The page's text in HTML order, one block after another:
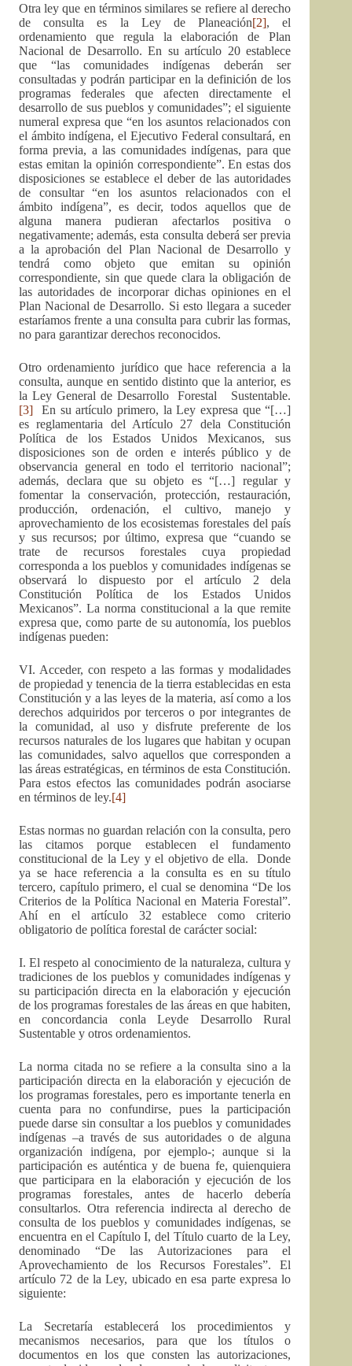
Otra ley que en términos similares se refiere al derecho
de consulta es la Ley de Planeación[2], el
ordenamiento que regula la elaboración de Plan
Nacional de Desarrollo. En su artículo 20 establece
que “las comunidades indígenas deberán ser
consultadas y podrán participar en la definición de los
programas federales que afecten directamente el
desarrollo de sus pueblos y comunidades”; el siguiente
numeral expresa que “en los asuntos relacionados con
el ámbito indígena, el Ejecutivo Federal consultará, en
forma previa, a las comunidades indígenas, para que
estas emitan la opinión correspondiente”. En estas dos
disposiciones se establece el deber de las autoridades
de consultar “en los asuntos relacionados con el
ámbito indígena”, es decir, todos aquellos que de
alguna manera pudieran afectarlos positiva o
negativamente; además, esta consulta deberá ser previa
a la aprobación del Plan Nacional de Desarrollo y
tendrá como objeto que emitan su opinión
correspondiente, sin que quede clara la obligación de
las autoridades de incorporar dichas opiniones en el
Plan Nacional de Desarrollo. Si esto llegara a suceder
estaríamos frente a una consulta para cubrir las formas,
no para garantizar derechos reconocidos.
Otro ordenamiento jurídico que hace referencia a la
consulta, aunque en sentido distinto que la anterior, es
la Ley General de Desarrollo Forestal Sustentable.
[3]
En su artículo primero, la Ley expresa que “[…]
es reglamentaria del Artículo 27 dela Constitución
Política de los Estados Unidos Mexicanos, sus
disposiciones son de orden e interés público y de
observancia general en todo el territorio nacional”;
además, declara que su objeto es “[…] regular y
fomentar la conservación, protección, restauración,
producción, ordenación, el cultivo, manejo y
aprovechamiento de los ecosistemas forestales del país
y sus recursos; por último, expresa que “cuando se
trate de recursos forestales cuya propiedad
corresponda a los pueblos y comunidades indígenas se
observará lo dispuesto por el artículo 2 dela
Constitución Política de los Estados Unidos
Mexicanos”. La norma constitucional a la que remite
expresa que, como parte de su autonomía, los pueblos
indígenas pueden:
VI. Acceder, con respeto a las formas y modalidades
de propiedad y tenencia de la tierra establecidas en esta
Constitución y a las leyes de la materia, así como a los
derechos adquiridos por terceros o por integrantes de
la comunidad, al uso y disfrute preferente de los
recursos naturales de los lugares que habitan y ocupan
las comunidades, salvo aquellos que corresponden a
las áreas estratégicas, en términos de esta Constitución.
Para estos efectos las comunidades podrán asociarse
en términos de ley.[4]
Estas normas no guardan relación con la consulta, pero
las citamos porque establecen el fundamento
constitucional de la Ley y el objetivo de ella. Donde
ya se hace referencia a la consulta es en su título
tercero, capítulo primero, el cual se denomina “De los
Criterios de la Política Nacional en Materia Forestal”.
Ahí en el artículo 32 establece como criterio
obligatorio de política forestal de carácter social:
I. El respeto al conocimiento de la naturaleza, cultura y
tradiciones de los pueblos y comunidades indígenas y
su participación directa en la elaboración y ejecución
de los programas forestales de las áreas en que habiten,
en concordancia conla Leyde Desarrollo Rural
Sustentable y otros ordenamientos.
La norma citada no se refiere a la consulta sino a la
participación directa en la elaboración y ejecución de
los programas forestales, pero es importante tenerla en
cuenta para no confundirse, pues la participación
puede darse sin consultar a los pueblos y comunidades
indígenas –a través de sus autoridades o de alguna
organización indígena, por ejemplo-; aunque si la
participación es auténtica y de buena fe, quienquiera
que participara en la elaboración y ejecución de los
programas forestales, antes de hacerlo debería
consultarlos. Otra referencia indirecta al derecho de
consulta de los pueblos y comunidades indígenas, se
encuentra en el Capítulo I, del Título cuarto de la Ley,
denominado “De las Autorizaciones para el
Aprovechamiento de los Recursos Forestales”. El
artículo 72 de la Ley, ubicado en esa parte expresa lo
siguiente:
La Secretaría establecerá los procedimientos y
mecanismos necesarios, para que los títulos o
documentos en los que consten las autorizaciones,